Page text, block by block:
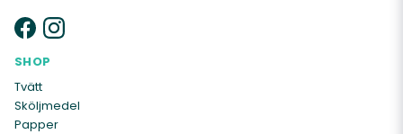
SHOP
Tvätt
Sköljmedel
Papper